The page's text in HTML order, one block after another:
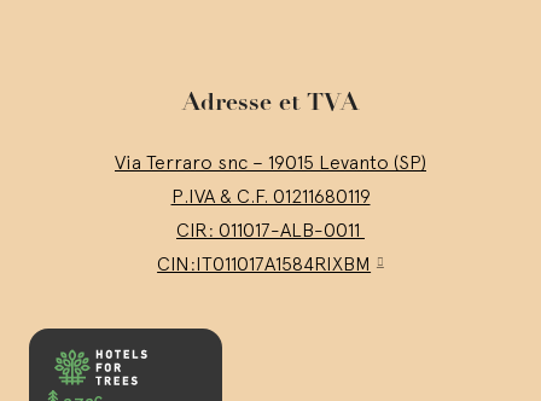
Adresse et TVA
Via Terraro snc – 19015 Levanto (SP)
P.IVA & C.F. 01211680119
CIR: 011017-ALB-0011
CIN:IT011017A1584RIXBM